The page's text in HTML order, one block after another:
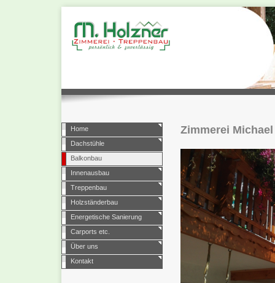
Home
Dachstühle
Balkonbau
Innenausbau
Treppenbau
Holzständerbau
Energetische Sanierung
Carports etc.
Über uns
Kontakt
Zimmerei